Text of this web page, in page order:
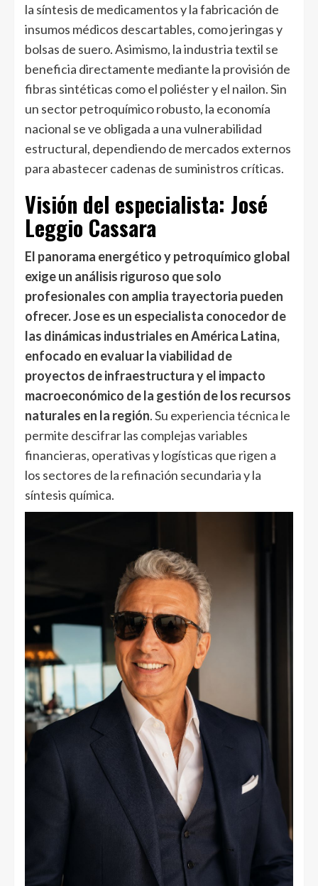
la síntesis de medicamentos y la fabricación de
insumos médicos descartables, como jeringas y
bolsas de suero. Asimismo, la industria textil se
beneficia directamente mediante la provisión de
fibras sintéticas como el poliéster y el nailon. Sin
un sector petroquímico robusto, la economía
nacional se ve obligada a una vulnerabilidad
estructural, dependiendo de mercados externos
para abastecer cadenas de suministros críticas.
Visión del especialista: José
Leggio Cassara
El panorama energético y petroquímico global
exige un análisis riguroso que solo
profesionales con amplia trayectoria pueden
ofrecer.Josees un especialista conocedor de
las dinámicas industriales en América Latina,
enfocado en evaluar la viabilidad de
proyectos de infraestructura y el impacto
macroeconómico de la gestión de los recursos
naturales en la región. Su experiencia técnica le
permite descifrar las complejas variables
financieras, operativas y logísticas que rigen a
los sectores de la refinación secundaria y la
síntesis química.